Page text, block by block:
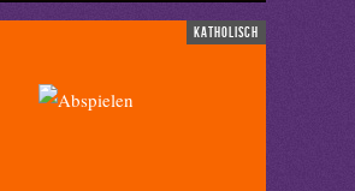
katholisch